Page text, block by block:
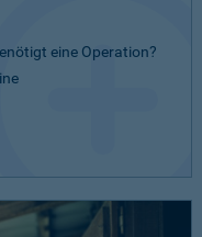
eine Operation?